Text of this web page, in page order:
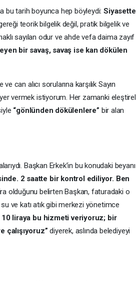
bu tarih boyunca hep böyleydi:Siyasette
teorik bilgelik değil, pratik bilgelik ve
sayılan odur ve ahde vefa daima zayıf
bir savaş, savaş ise kan dökülen
can alıcı sorularına karşılık Sayın
vermek istiyorum. Her zamanki eleştirel
“gönlünden dökülenlere” bir alan
Başkan Erkek’in bu konudaki beyanı
2 saatte bir kontrol ediliyor. Ben
olduğunu belirten Başkan, faturadaki o
ve katı atık gibi merkezi yönetimce
10 liraya bu hizmeti veriyoruz; bir
çalışıyoruz” diyerek, aslında belediyeyi